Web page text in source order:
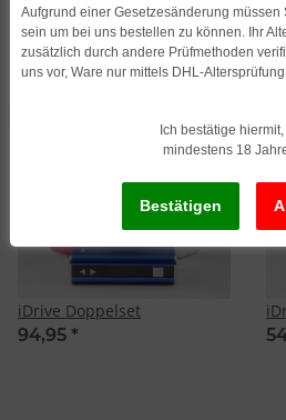
iDrive Doppelset
94,95 *
Aufgrund einer Gesetzesänderung
sein um bei uns bestellen zu können. Ihr
zusätzlich durch andere Prüfmethoden
uns vor, Ware nur mittels DHL-
Ich bestätige
mindestens 18